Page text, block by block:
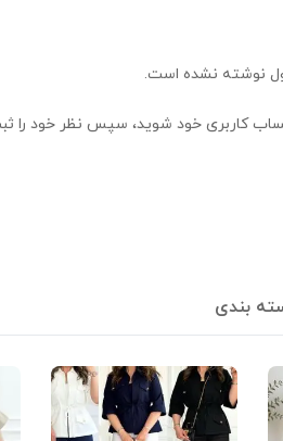
نوشته نشده است.
حساب کاربری خود شوید، سپس نظر خود را
بندی